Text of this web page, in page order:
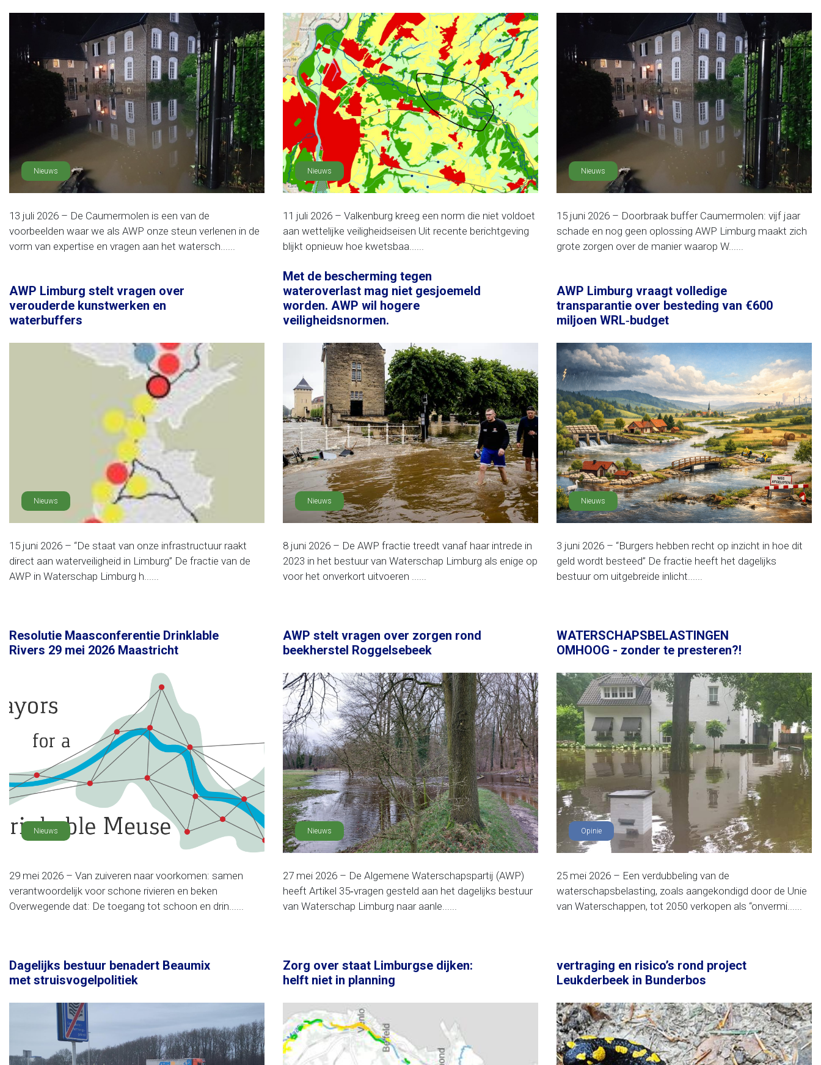
Nieuws
13 juli 2026 – De Caumermolen is een van de
voorbeelden waar we als AWP onze steun verlenen in de
vorm van expertise en vragen aan het watersch......
Nieuws
11 juli 2026 – Valkenburg kreeg een norm die niet voldoet
aan wettelijke veiligheidseisen Uit recente berichtgeving
blijkt opnieuw hoe kwetsbaa......
Nieuws
15 juni 2026 – Doorbraak buffer Caumermolen: vijf jaar
schade en nog geen oplossing AWP Limburg maakt zich
grote zorgen over de manier waarop W......
AWP Limburg stelt vragen over
verouderde kunstwerken en
waterbuffers
Nieuws
15 juni 2026 – “De staat van onze infrastructuur raakt
direct aan waterveiligheid in Limburg” De fractie van de
AWP in Waterschap Limburg h......
Met de bescherming tegen
wateroverlast mag niet gesjoemeld
worden. AWP wil hogere
veiligheidsnormen.
Nieuws
8 juni 2026 – De AWP fractie treedt vanaf haar intrede in
2023 in het bestuur van Waterschap Limburg als enige op
voor het onverkort uitvoeren ......
AWP Limburg vraagt volledige
transparantie over besteding van €600
miljoen WRL‑budget
Nieuws
3 juni 2026 – “Burgers hebben recht op inzicht in hoe dit
geld wordt besteed” De fractie heeft het dagelijks
bestuur om uitgebreide inlicht......
Resolutie Maasconferentie Drinklable
Rivers 29 mei 2026 Maastricht
Nieuws
29 mei 2026 – Van zuiveren naar voorkomen: samen
verantwoordelijk voor schone rivieren en beken
Overwegende dat: De toegang tot schoon en drin......
AWP stelt vragen over zorgen rond
beekherstel Roggelsebeek
Nieuws
27 mei 2026 – De Algemene Waterschapspartij (AWP)
heeft Artikel 35‑vragen gesteld aan het dagelijks bestuur
van Waterschap Limburg naar aanle......
WATERSCHAPSBELASTINGEN
OMHOOG - zonder te presteren?!
Opinie
25 mei 2026 – Een verdubbeling van de
waterschapsbelasting, zoals aangekondigd door de Unie
van Waterschappen, tot 2050 verkopen als “onvermi......
Dagelijks bestuur benadert Beaumix
met struisvogelpolitiek
Zorg over staat Limburgse dijken:
helft niet in planning
vertraging en risico’s rond project
Leukderbeek in Bunderbos